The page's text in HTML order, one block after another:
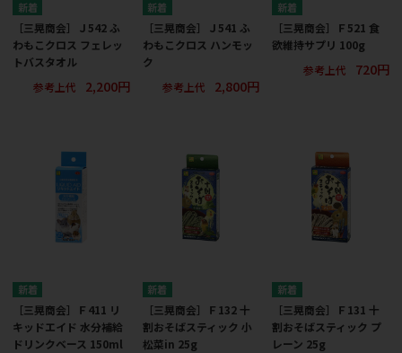
［三晃商会］Ｊ542 ふ
わもこクロス フェレッ
トバスタオル
参考上代
2,200円
［三晃商会］Ｊ541 ふ
わもこクロス ハンモッ
ク
参考上代
2,800円
［三晃商会］Ｆ521 食
欲維持サプリ 100g
参考上代
720円
［三晃商会］Ｆ411 リ
キッドエイド 水分補給
ドリンクベース 150ml
［三晃商会］Ｆ132 十
割おそばスティック 小
松菜in 25g
［三晃商会］Ｆ131 十
割おそばスティック プ
レーン 25g